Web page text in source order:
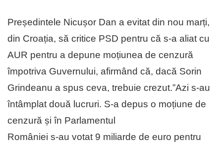
Președintele Nicușor Dan a evitat din nou marți,
din Croația, să critice PSD pentru că s-a aliat cu
AUR pentru a depune moțiunea de cenzură
împotriva Guvernului, afirmând că, dacă Sorin
Grindeanu a spus ceva, trebuie crezut.”Azi s-au
întâmplat două lucruri. S-a depus o moțiune de
cenzură și în Parlamentul
României s-au votat 9 miliarde de euro pentru